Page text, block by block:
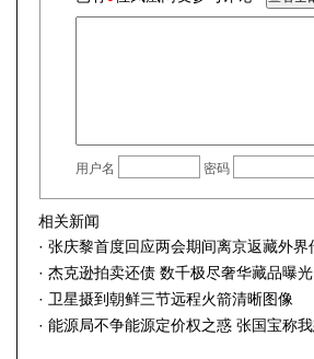
用户名 密码
相关新闻
· 张庆黎首度回应两会期间离京返藏外界
· 杰克逊拍卖还债 数千极尽奢华藏品曝光
· 卫星摄到朝鲜三节远程火箭清晰图像
· 能源局不争能源定价权之惑 张国宝称